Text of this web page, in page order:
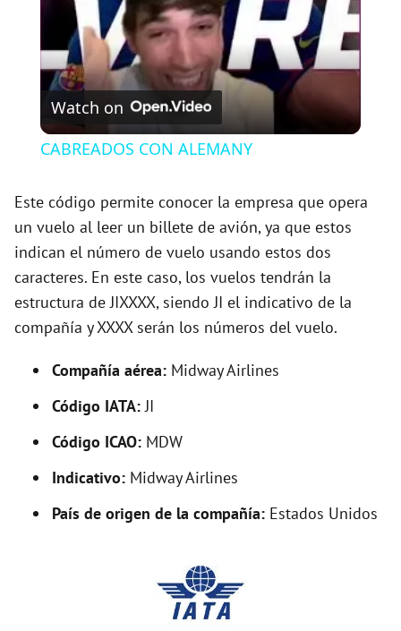
y
V
i
d
e
o
Watch on
CABREADOS CON ALEMANY
Este código permite conocer la empresa que opera
un vuelo al leer un billete de avión, ya que estos
indican el número de vuelo usando estos dos
caracteres. En este caso, los vuelos tendrán la
estructura de JIXXXX, siendo JI el indicativo de la
compañía y XXXX serán los números del vuelo.
Compañía aérea: Midway Airlines
Código IATA:JI
Código ICAO: MDW
Indicativo: Midway Airlines
País de origen de la compañía: Estados Unidos